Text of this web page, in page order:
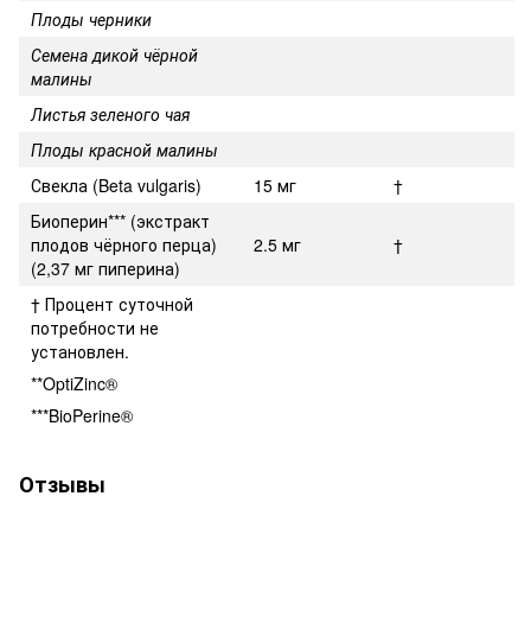
Плоды черники
Семена дикой чёрной
малины
Листья зеленого чая
Плоды красной малины
Свекла (Beta vulgaris)
15 мг
†
Биоперин*** (экстракт
плодов чёрного перца)
(2,37 мг пиперина)
2.5 мг †
† Процент суточной
потребности не
установлен.
**OptiZinc®
***BioPerine®
Отзывы